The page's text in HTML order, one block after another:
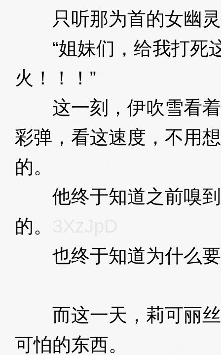
只听那为首的女幽灵
“姐妹们，给我打死
火！！！”
这一刻，伊吹雪看着
彩弹，看这速度，不用
的。
他终于知道之前嗅到
的。
也终于知道为什么要
而这一天，莉可丽丝
可怕的东西。